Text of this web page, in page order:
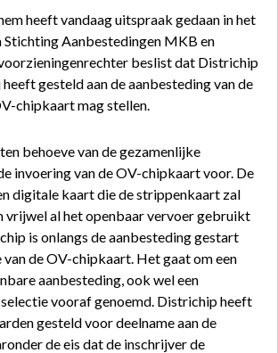
heeft vandaag uitspraak gedaan in het
Stichting Aanbestedingen MKB en
beslist dat Districhip
heeft gesteld aan de aanbesteding van de
chipkaart mag stellen.
behoeve van de gezamenlijke
invoering van de OV-chipkaart voor. De
digitale kaart die de strippenkaart zal
vrijwel al het openbaar vervoer gebruikt
is onlangs de aanbesteding gestart
de OV-chipkaart. Het gaat om een
aanbesteding, ook wel een
vooraf genoemd. Districhip heeft
gesteld voor deelname aan de
de eis dat de inschrijver de